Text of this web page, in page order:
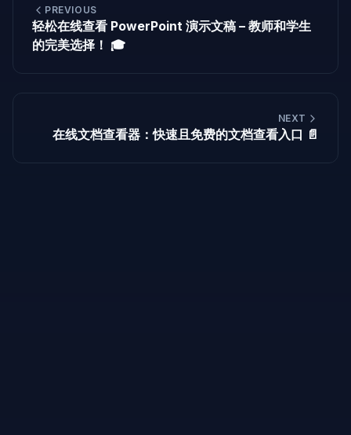
PREVIOUS
轻松在线查看 PowerPoint 演示文稿 – 教师和学生
的完美选择！ 🎓
NEXT
在线文档查看器：快速且免费的文档查看入口 📄